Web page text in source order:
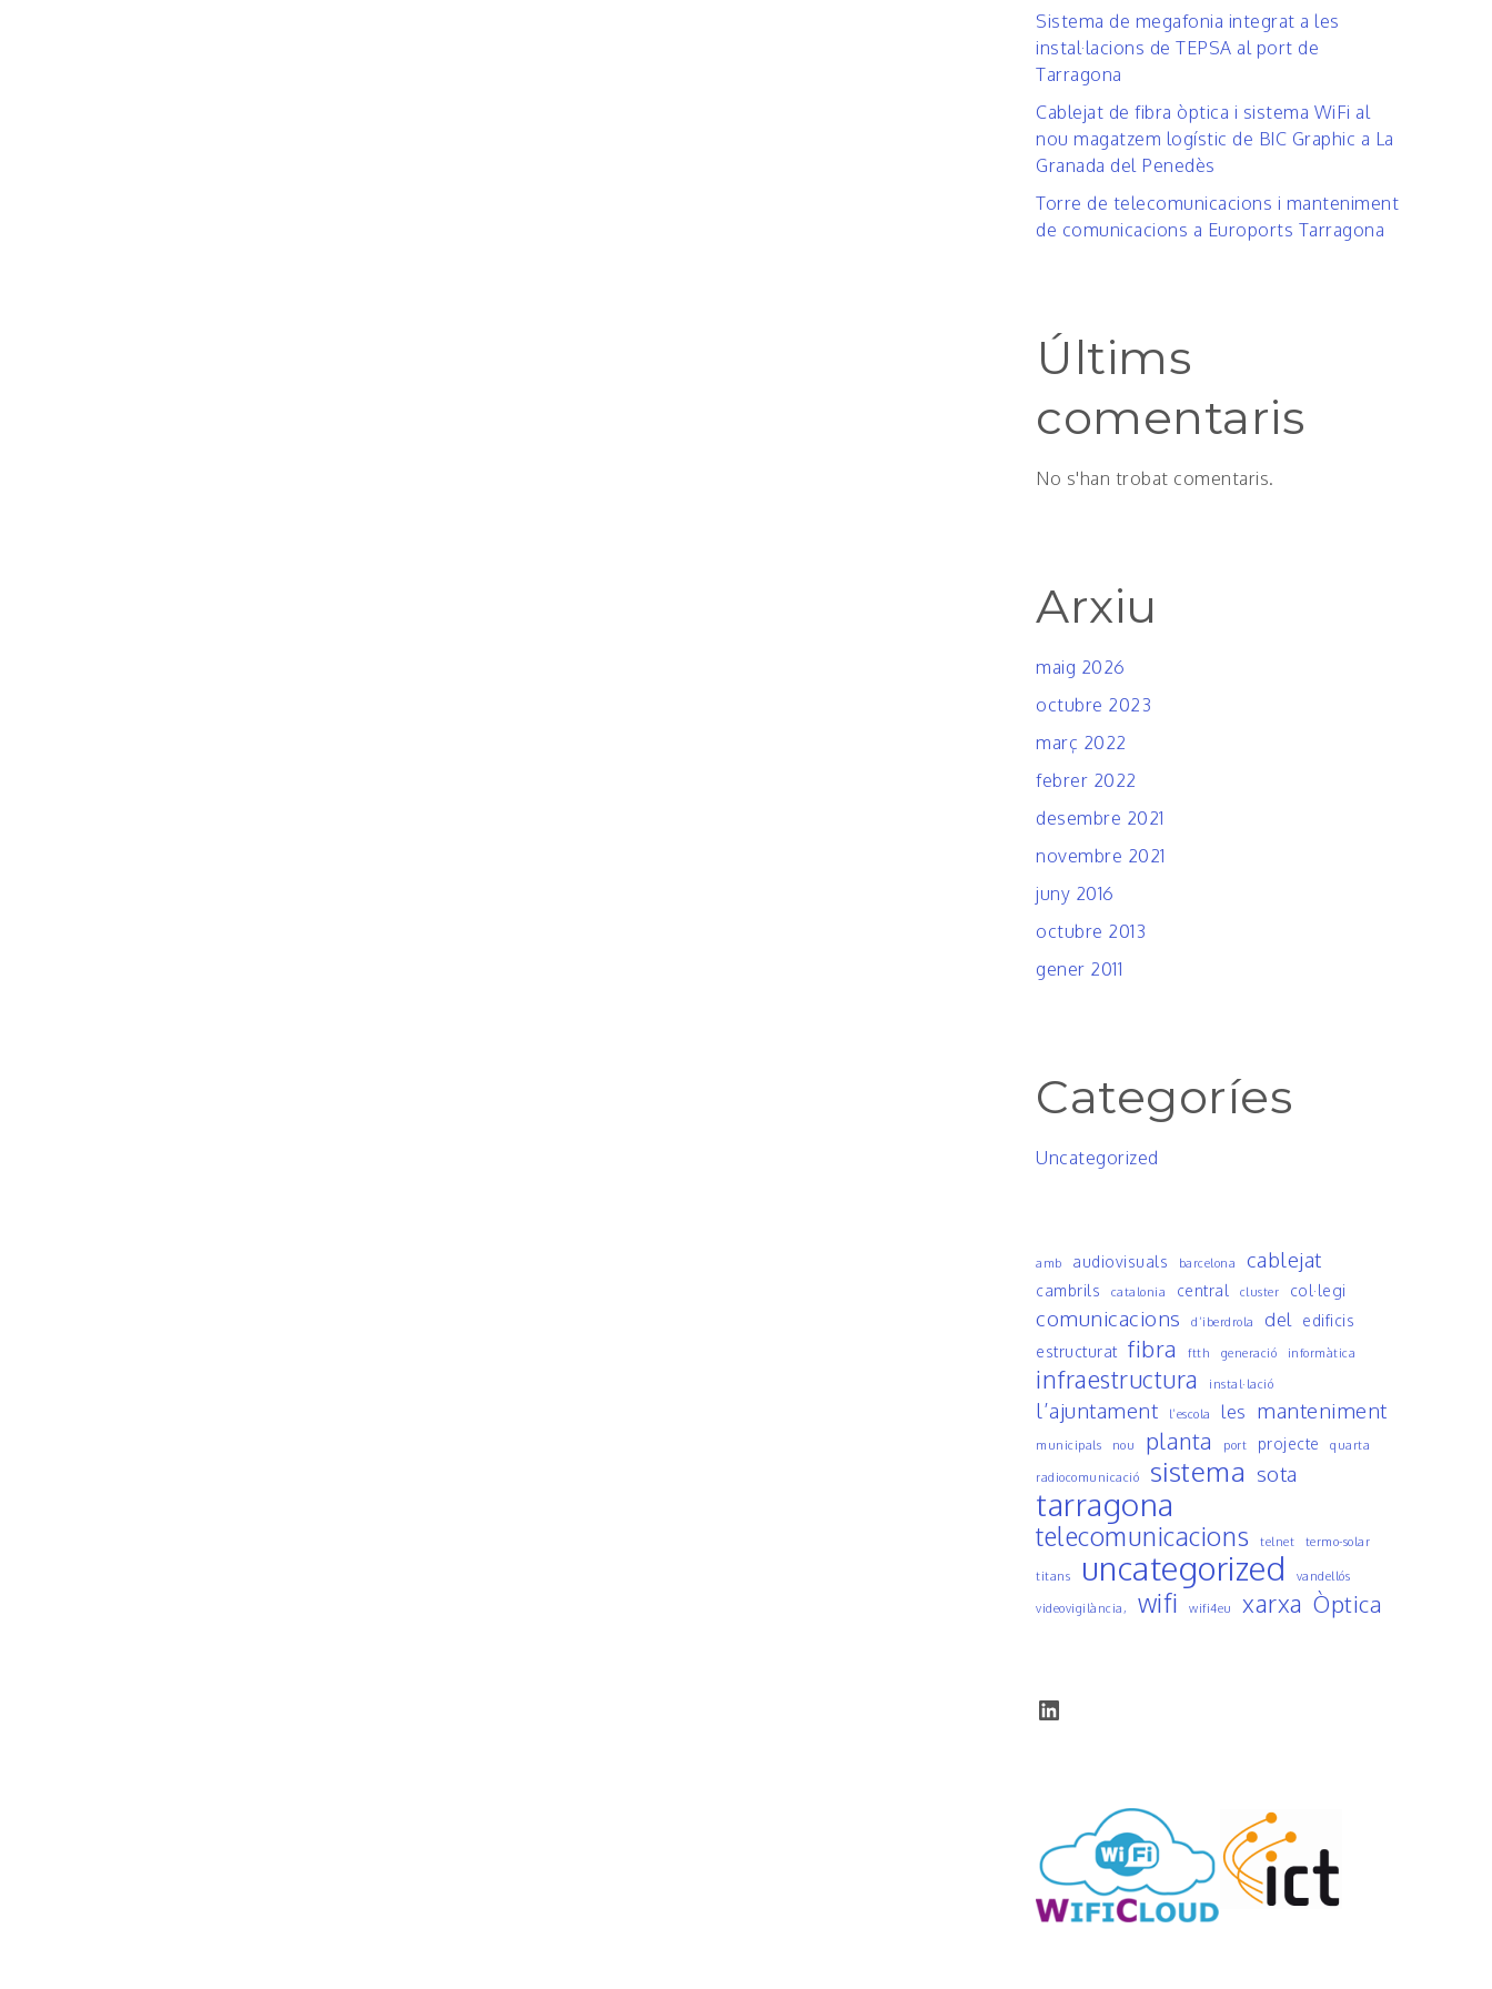
Sistema de megafonia integrat a les
instal·lacions de TEPSA al port de
Tarragona
Cablejat de fibra òptica i sistema WiFi al
nou magatzem logístic de BIC Graphic a La
Granada del Penedès
Torre de telecomunicacions i manteniment
de comunicacions a Euroports Tarragona
Últims
comentaris
No s'han trobat comentaris.
Arxiu
maig 2026
octubre 2023
març 2022
febrer 2022
desembre 2021
novembre 2021
juny 2016
octubre 2013
gener 2011
Categoríes
Uncategorized
amb audiovisuals barcelona cablejat
cambrils catalonia central cluster col·legi
comunicacions d’iberdrola del
edificis
estructurat fibra ftth generació informàtica
infraestructura instal·lació
l’ajuntament l’escola les manteniment
municipals nou planta port projecte quarta
radiocomunicació sistema sota
tarragona
telecomunicacions telnet termo-solar
titans uncategorized vandellós
videovigilància, wifi wifi4eu xarxa Òptica
LinkedIn